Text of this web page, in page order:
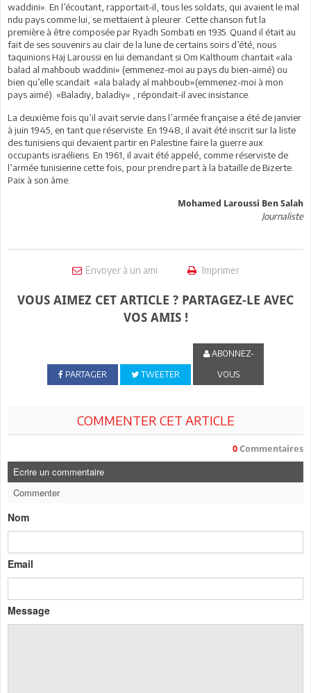
waddini». En l’écoutant, rapportait-il, tous les soldats, qui avaient le mal
ndu pays comme lui, se mettaient à pleurer. Cette chanson fut la
première à être composée par Ryadh Sombati en 1935. Quand il était au
fait de ses souvenirs au clair de la lune de certains soirs d’été, nous
taquinions Haj Laroussi en lui demandant si Om Kalthoum chantait «ala
balad al mahboub waddini» (emmenez-moi au pays du bien-aimé) ou
bien qu’elle scandait «ala balady al mahboub»(emmenez-moi à mon
pays aimé). «Baladiy, baladiy» , répondait-il avec insistance.
La deuxième fois qu’il avait servie dans l’armée française a été de janvier
à juin 1945, en tant que réserviste. En 1948, il avait été inscrit sur la liste
des tunisiens qui devaient partir en Palestine faire la guerre aux
occupants israéliens. En 1961, il avait été appelé, comme réserviste de
l’armée tunisienne cette fois, pour prendre part à la bataille de Bizerte.
Paix à son âme.
Mohamed Laroussi Ben Salah
Journaliste
Envoyer à un ami Imprimer
VOUS AIMEZ CET ARTICLE ? PARTAGEZ-LE AVEC
VOS AMIS !
PARTAGER TWEETER
ABONNEZ-
VOUS
COMMENTER CET ARTICLE
0 Commentaires
Ecrire un commentaire
Commenter
Nom
Email
Message